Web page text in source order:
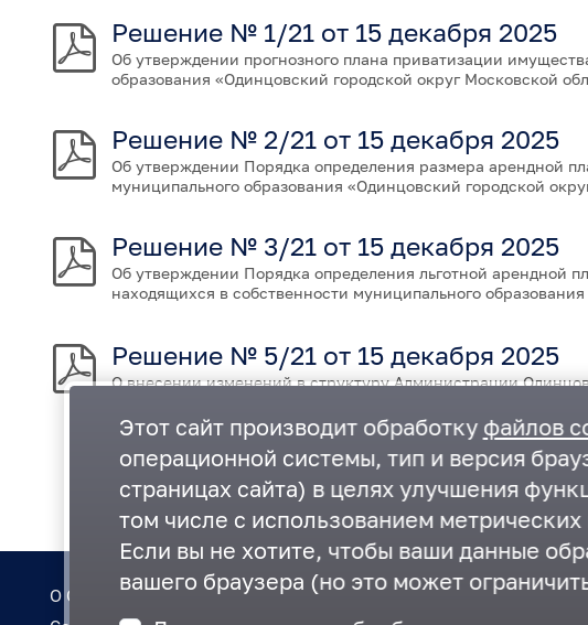
Решение № 1/21 от 15 декабря 2025
Об утверждении прогнозного плана приватизации
образования «Одинцовский городской округ Московской
Решение № 2/21 от 15 декабря 2025
Об утверждении Порядка определения размера арендной
муниципального образования «Одинцовский городской
Решение № 3/21 от 15 декабря 2025
Об утверждении Порядка определения льготной арендной
находящихся в собственности муниципального
Решение № 5/21 от 15 декабря 2025
О внесении изменений в структуру Администрации
О Совете
Регламент
Этот сайт производит обработку файлов
операционной системы, тип и версия
страницах сайта) в целях улучшения
том числе с использованием
Если вы не хотите, чтобы ваши данные
вашего браузера (но это может